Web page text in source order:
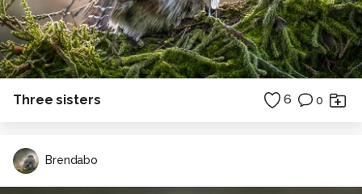
Three sisters 6 0
Brendabo